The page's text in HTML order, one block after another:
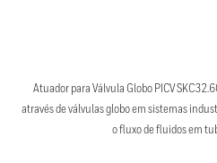
Atuador para Válvula Globo PICV
através de válvulas globo em sistemas
o fluxo de fluidos em